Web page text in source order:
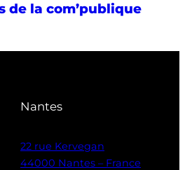
de la com’publique
Nantes
22 rue Kervegan
44000 Nantes – France